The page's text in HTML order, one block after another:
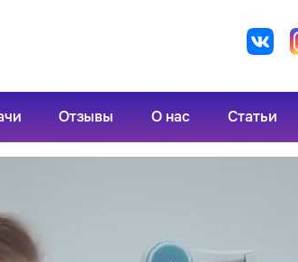
Отзывы О нас Статьи